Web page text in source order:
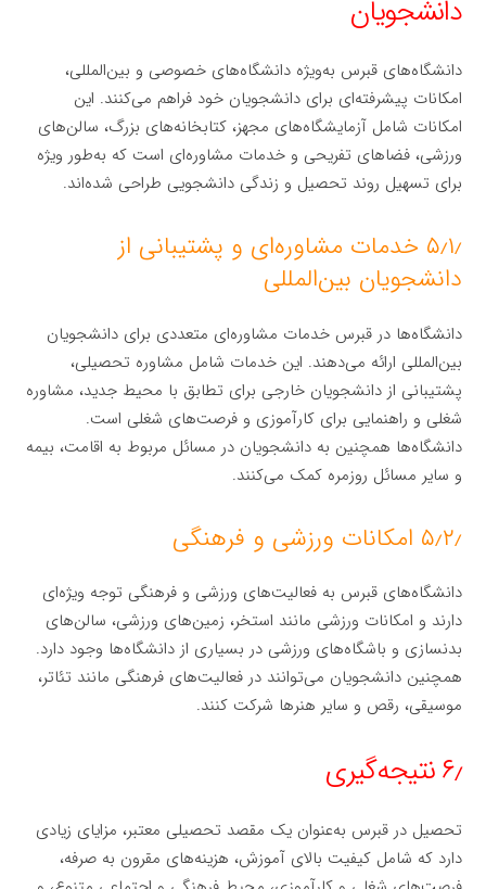
دانشجویان
دانشگاه‌های قبرس به‌ویژه دانشگاه‌های خصوصی و بین‌المللی،
امکانات پیشرفته‌ای برای دانشجویان خود فراهم می‌کنند. این
امکانات شامل آزمایشگاه‌های مجهز، کتابخانه‌های بزرگ، سالن‌های
ورزشی، فضاهای تفریحی و خدمات مشاوره‌ای است که به‌طور ویژه
برای تسهیل روند تحصیل و زندگی دانشجویی طراحی شده‌اند.
۵٫۱٫ خدمات مشاوره‌ای و پشتیبانی از
دانشجویان بین‌المللی
دانشگاه‌ها در قبرس خدمات مشاوره‌ای متعددی برای دانشجویان
بین‌المللی ارائه می‌دهند. این خدمات شامل مشاوره تحصیلی،
پشتیبانی از دانشجویان خارجی برای تطابق با محیط جدید، مشاوره
شغلی و راهنمایی برای کارآموزی و فرصت‌های شغلی است.
دانشگاه‌ها همچنین به دانشجویان در مسائل مربوط به اقامت، بیمه
و سایر مسائل روزمره کمک می‌کنند.
۵٫۲٫ امکانات ورزشی و فرهنگی
دانشگاه‌های قبرس به فعالیت‌های ورزشی و فرهنگی توجه ویژه‌ای
دارند و امکانات ورزشی مانند استخر، زمین‌های ورزشی، سالن‌های
بدنسازی و باشگاه‌های ورزشی در بسیاری از دانشگاه‌ها وجود دارد.
همچنین دانشجویان می‌توانند در فعالیت‌های فرهنگی مانند تئاتر،
موسیقی، رقص و سایر هنرها شرکت کنند.
۶٫ نتیجه‌گیری
تحصیل در قبرس به‌عنوان یک مقصد تحصیلی معتبر، مزایای زیادی
دارد که شامل کیفیت بالای آموزش، هزینه‌های مقرون به صرفه،